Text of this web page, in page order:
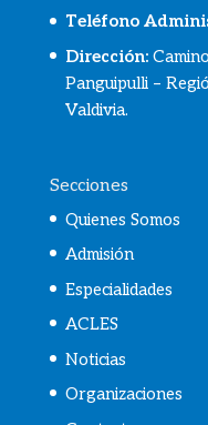
Teléfono
Dirección:
Panguipulli –
Valdivia.
Secciones
Quienes Somos
Admisión
Especialidades
ACLES
Noticias
Organizaciones